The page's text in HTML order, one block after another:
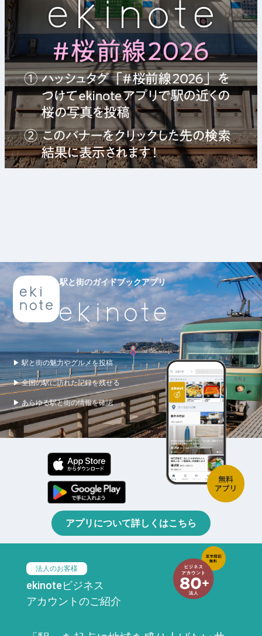
駅と街のガイドブックアプリ
▶ 駅と街の魅力やグルメを投稿
▶ 全国の駅に訪れた記録を残せる
▶ あらゆる駅と街の情報を確認
アプリについて詳しくはこちら
法人のお客様
ekinoteビジネス
アカウントのご紹介